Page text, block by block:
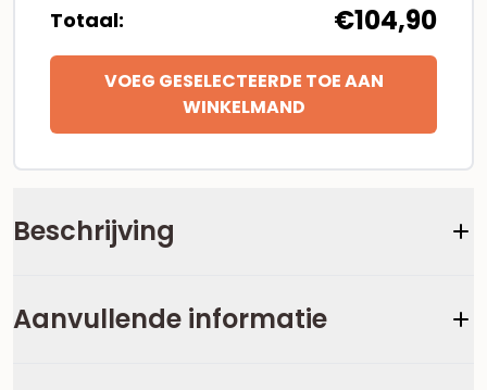
Beschrijving
Aanvullende informatie
Totaal: €104,90
VOEG GESELECTEERDE TOE AAN
WINKELMAND